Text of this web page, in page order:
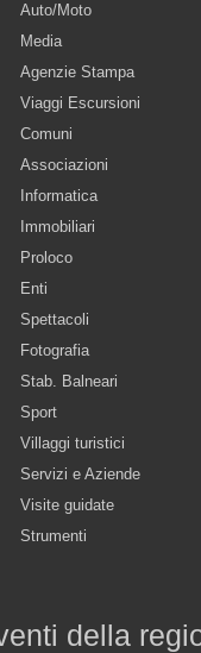
Auto/Moto
Media
Agenzie Stampa
Viaggi Escursioni
Comuni
Associazioni
Informatica
Immobiliari
Proloco
Enti
Spettacoli
Fotografia
Stab. Balneari
Sport
Villaggi turistici
Servizi e Aziende
Visite guidate
Strumenti
della